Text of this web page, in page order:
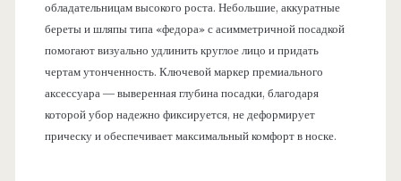
обладательницам высокого роста. Небольшие, аккуратные
береты и шляпы типа «федора» с асимметричной посадкой
помогают визуально удлинить круглое лицо и придать
чертам утонченность. Ключевой маркер премиального
аксессуара — выверенная глубина посадки, благодаря
которой убор надежно фиксируется, не деформирует
прическу и обеспечивает максимальный комфорт в носке.